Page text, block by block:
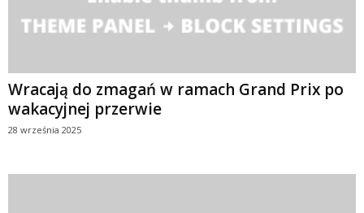
Wracają do zmagań w ramach Grand Prix po
wakacyjnej przerwie
28 września 2025